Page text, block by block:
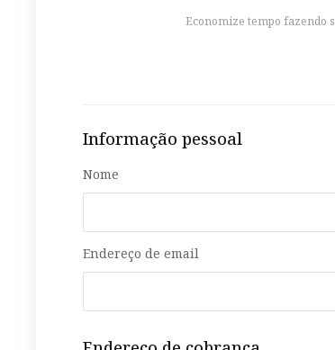
Economize tempo fazendo
Informação pessoal
Nome
Endereço de email